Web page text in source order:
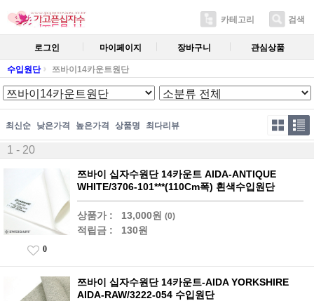
카테고리 검색
로그인 마이페이지 장바구니 관심상품
수입원단 쯔바이14카운트원단
최신순 낮은가격 높은가격 상품명 최다리뷰
1 - 20
쯔바이 십자수원단 14카운트 AIDA-ANTIQUE
WHITE/3706-101***(110Cm폭) 흰색수입원단
상품가 : 13,000원 (0)
적립금 : 130원
0
쯔바이 십자수원단 14카운트-AIDA YORKSHIRE
AIDA-RAW/3222-054 수입원단